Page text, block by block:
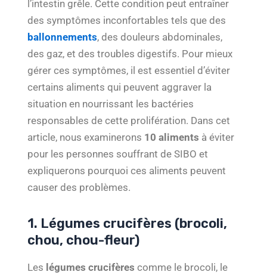
l’intestin grêle. Cette condition peut entraîner
des symptômes inconfortables tels que des
ballonnements, des douleurs abdominales,
des gaz, et des troubles digestifs. Pour mieux
gérer ces symptômes, il est essentiel d’éviter
certains aliments qui peuvent aggraver la
situation en nourrissant les bactéries
responsables de cette prolifération. Dans cet
article, nous examinerons 10 aliments à éviter
pour les personnes souffrant de SIBO et
expliquerons pourquoi ces aliments peuvent
causer des problèmes.
1. Légumes crucifères (brocoli,
chou, chou-fleur)
Les légumes crucifères comme le brocoli, le